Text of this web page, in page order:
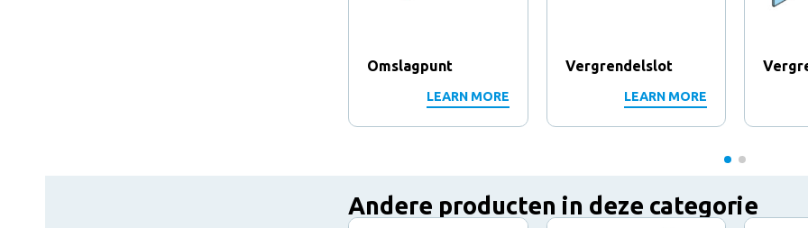
Omslagpunt
LEARN MORE
Vergrendelslot
LEARN MORE
Andere producten in deze categorie